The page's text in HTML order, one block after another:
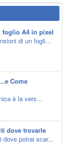
foglio A4 in pixel
di un fogli...
Come
è la vers...
dove trovarle
dove potrai scar...